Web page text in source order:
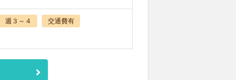
週３～４
交通費有